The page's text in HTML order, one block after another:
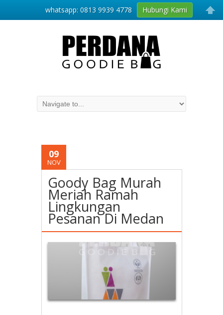
09
NOV
Goody Bag Murah
Meriah Ramah
Lingkungan
Pesanan Di Medan
whatsapp: 0813 9939 4778 Hubungi Kami